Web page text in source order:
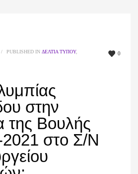
0
/ PUBLISHED IN ΔΕΛΤΊΑ ΤΎΠΟΥ,
στην
της Βουλής
2021 στο Σ/Ν